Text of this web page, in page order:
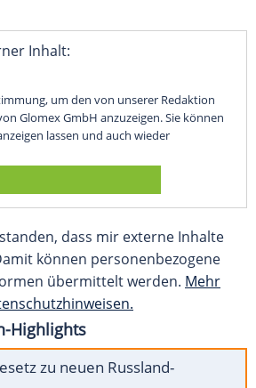
Inhalt:
um den von unserer Redaktion
Glomex GmbH anzuzeigen. Sie können
lassen und auch wieder
dass mir externe Inhalte
können personenbezogene
übermittelt werden. Mehr
Highlights
zu neuen Russland-